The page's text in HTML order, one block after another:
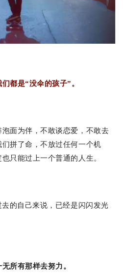
都是“没伞的孩子”。
面为伴，不敢谈恋爱，不敢去
拼了命，不放过任何一个机
只能过上一个普通的人生。
的自己来说，已经是闪闪发光
所有那样去努力。